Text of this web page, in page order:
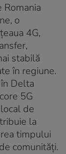
o
4G,
stabilă
în regiune.
Delta
5G
de
la
timpului
comunități.